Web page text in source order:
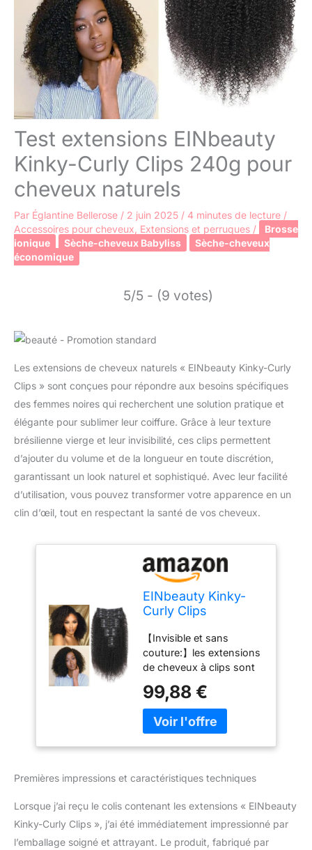
Test extensions EINbeauty
Kinky-Curly Clips 240g pour
cheveux naturels
Par Églantine Bellerose / 2 juin 2025 / 4 minutes de lecture /
Accessoires pour cheveux Extensions et perruques /
Brosse
ionique
Sèche-cheveux Babyliss
Sèche-cheveux
économique
5/5 - (9 votes)
Les extensions de cheveux naturels « EINbeauty Kinky-Curly
Clips » sont conçues pour répondre aux besoins spécifiques
des femmes noires qui recherchent une solution pratique et
élégante pour sublimer leur coiffure. Grâce à leur texture
brésilienne vierge et leur invisibilité, ces clips permettent
d’ajouter du volume et de la longueur en toute discrétion,
garantissant un look naturel et sophistiqué. Avec leur facilité
d’utilisation, vous pouvez transformer votre apparence en un
clin d’œil, tout en respectant la santé de vos cheveux.
EINbeauty Kinky-
Curly Clips
Cheveux Naturel
240g-16pcs
Invisibles à Clip
Human Hair Clips
ins Perruques Pour
Femmes Noires Clip
Extension Brazilian
【Invisible et sans
couture:】les extensions
de cheveux à clips sont
à porter, volumineuses et
douces. Respectueuses
de la peau et insensibles.
【100% Cheveux
extensions à clips
donnent l'impression
d'avoir vos propres
99,88 €
Premières impressions et caractéristiques techniques
Lorsque j’ai reçu le colis contenant les extensions « EINbeauty
Kinky-Curly Clips », j’ai été immédiatement impressionné par
l’emballage soigné et attrayant. Le produit, fabriqué par